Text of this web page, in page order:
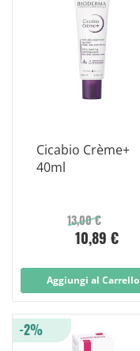
Cicabio Crème+
40ml
13,00 €
10,89 €
Aggiungi al Carrello
-2%